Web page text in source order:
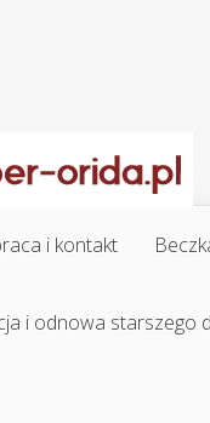
i kontakt
i odnowa starszego